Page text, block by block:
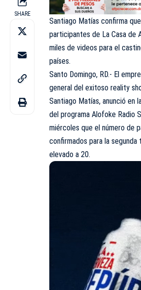
SHARE
Santiago Matías confirma
participantes de La Casa de
miles de videos para el
países.
Santo Domingo, RD.- El
general del exitoso reality
Santiago Matías, anunció en
del programa Alofoke Radio
miércoles que el número de
confirmados para la segunda
elevado a 20.